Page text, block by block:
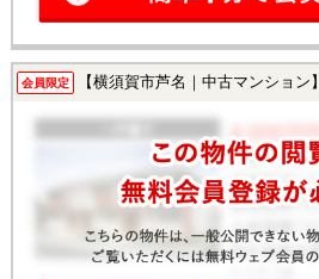
会員限定 【横須賀市芦名｜中古マンション】